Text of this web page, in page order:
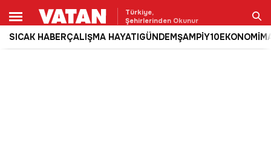
Türkiye,
Şehirlerinden Okunur
SICAK HABERÇALIŞMA HAYATIGÜNDEMŞAMPİY10EKONOMİ
Ara